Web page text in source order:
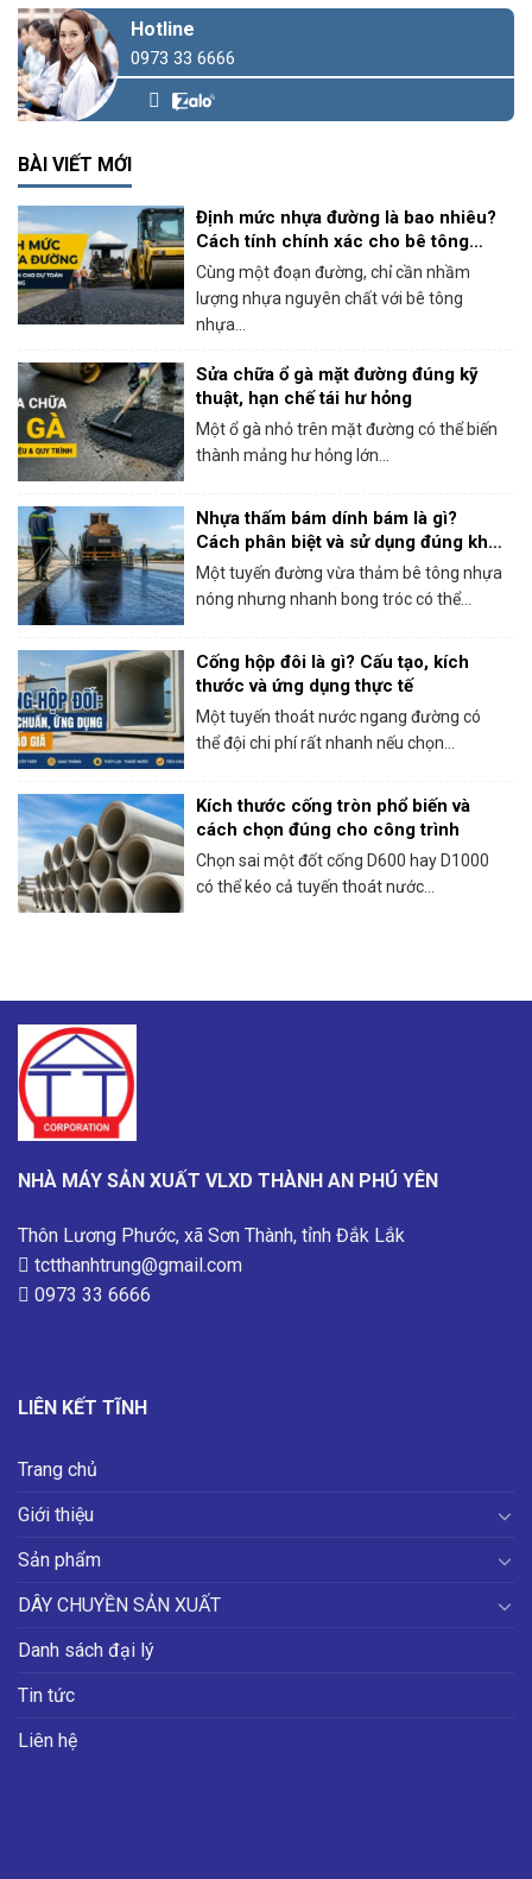
Hotline
0973 33 6666
BÀI VIẾT MỚI
Định mức nhựa đường là bao nhiêu?
Cách tính chính xác cho bê tông
nhựa nóng
Cùng một đoạn đường, chỉ cần nhầm
lượng nhựa nguyên chất với bê tông
nhựa...
Sửa chữa ổ gà mặt đường đúng kỹ
thuật, hạn chế tái hư hỏng
Một ổ gà nhỏ trên mặt đường có thể biến
thành mảng hư hỏng lớn...
Nhựa thấm bám dính bám là gì?
Cách phân biệt và sử dụng đúng khi
thi công bê tông nhựa
Một tuyến đường vừa thảm bê tông nhựa
nóng nhưng nhanh bong tróc có thể...
Cống hộp đôi là gì? Cấu tạo, kích
thước và ứng dụng thực tế
Một tuyến thoát nước ngang đường có
thể đội chi phí rất nhanh nếu chọn...
Kích thước cống tròn phổ biến và
cách chọn đúng cho công trình
Chọn sai một đốt cống D600 hay D1000
có thể kéo cả tuyến thoát nước...
NHÀ MÁY SẢN XUẤT VLXD THÀNH AN PHÚ YÊN
Thôn Lương Phước, xã Sơn Thành, tỉnh Đắk Lắk
tctthanhtrung@gmail.com
0973 33 6666
LIÊN KẾT TĨNH
Trang chủ
Giới thiệu
Sản phẩm
DÂY CHUYỀN SẢN XUẤT
Danh sách đại lý
Tin tức
Liên hệ